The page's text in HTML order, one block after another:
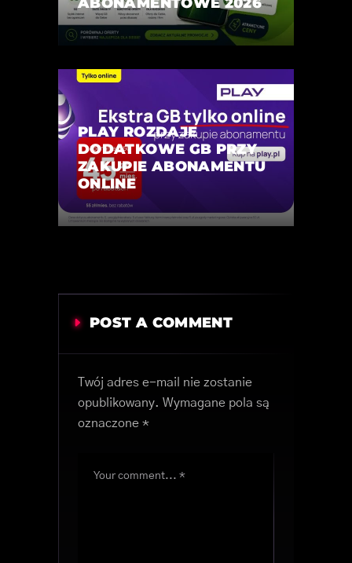
PLAY ROZDAJE
DODATKOWE GB PRZY
ZAKUPIE ABONAMENTU
ONLINE
POST A COMMENT
Twój adres e-mail nie zostanie
opublikowany. Wymagane pola są
oznaczone *